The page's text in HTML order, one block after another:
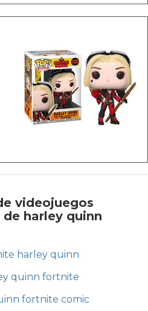
videojuegos
harley quinn
harley quinn
quinn fortnite
fortnite comic